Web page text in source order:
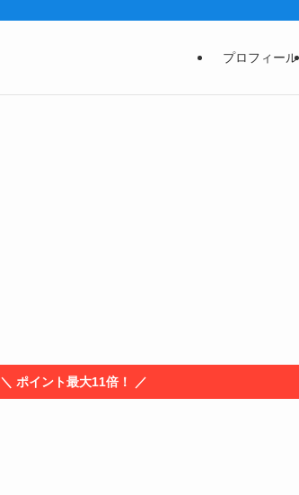
プロフィール
＼ ポイント最大11倍！ ／